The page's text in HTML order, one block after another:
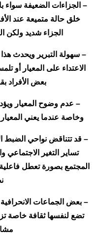
– الجزاءات الضعيفة سواء
خلق حالة متميعة عند
الجزاء شديد ولكن
– سهولة التبرير ويحدث
الاعتداء على المعيار أو
بعض الأفراد
– عدم وضوح المعيار
وخاصة عندما يعني المعيار
– قد تتناقض نواحي الضبط
تساير التغير
المجتمع بصورة تعطل
– بعض الجماعات
تضع لنفسها ثقافة خاصة